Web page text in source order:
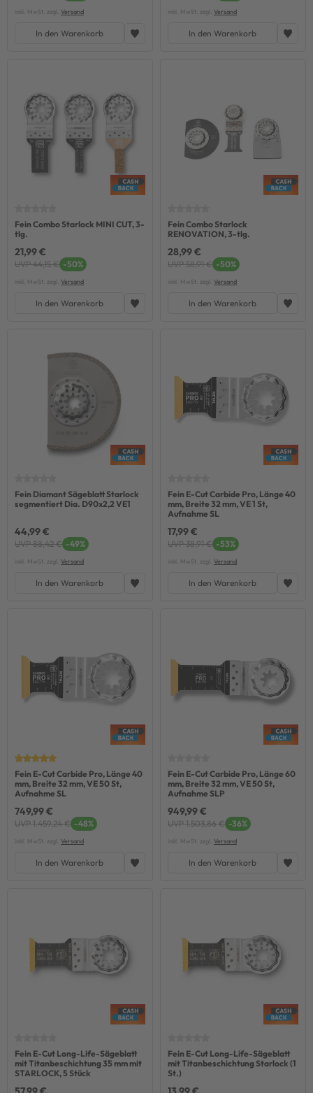
inkl. MwSt. zzgl. Versand
In den Warenkorb
inkl. MwSt. zzgl. Versand
In den Warenkorb
Fein Combo Starlock MINI CUT, 3-
tlg.
21,99 €
UVP 44,15 € -50%
inkl. MwSt. zzgl. Versand
In den Warenkorb
Fein Combo Starlock
RENOVATION, 3-tlg.
28,99 €
UVP 58,91 € -50%
inkl. MwSt. zzgl. Versand
In den Warenkorb
Fein Diamant Sägeblatt Starlock
segmentiert Dia. D90x2,2 VE1
44,99 €
UVP 88,42 € -49%
inkl. MwSt. zzgl. Versand
In den Warenkorb
Fein E-Cut Carbide Pro, Länge 40
mm, Breite 32 mm, VE 1 St,
Aufnahme SL
17,99 €
UVP 38,91 € -53%
inkl. MwSt. zzgl. Versand
In den Warenkorb
Fein E-Cut Carbide Pro, Länge 40
mm, Breite 32 mm, VE 50 St,
Aufnahme SL
749,99 €
UVP 1.459,24 € -48%
inkl. MwSt. zzgl. Versand
In den Warenkorb
Fein E-Cut Carbide Pro, Länge 60
mm, Breite 32 mm, VE 50 St,
Aufnahme SLP
949,99 €
UVP 1.503,86 € -36%
inkl. MwSt. zzgl. Versand
In den Warenkorb
Fein E-Cut Long-Life-Sägeblatt
mit Titanbeschichtung 35 mm mit
STARLOCK, 5 Stück
Fein E-Cut Long-Life-Sägeblatt
mit Titanbeschichtung Starlock (1
St.)